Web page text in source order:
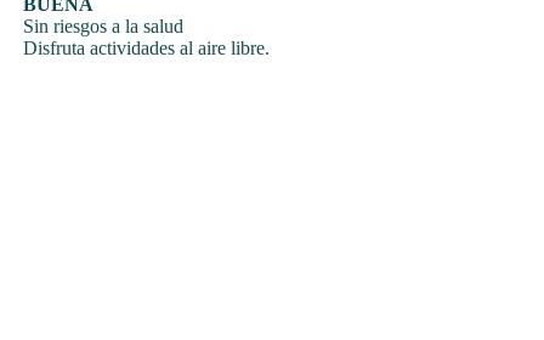
Sin riesgos a la salud
Disfruta actividades al aire libre.